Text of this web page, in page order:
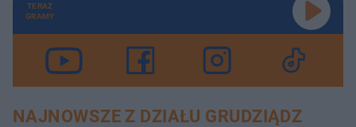
TERAZ
GRAMY
NAJNOWSZE Z DZIAŁU GRUDZIĄDZ